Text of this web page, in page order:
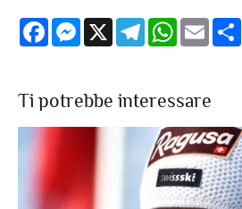
FacebookMessenger
X TelegramWhatsApp
Email
Ti potrebbe interessare